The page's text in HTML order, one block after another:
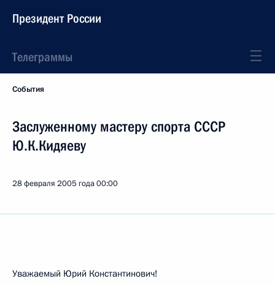
Президент России
Телеграммы
События
Заслуженному мастеру спорта СССР
Ю.К.Кидяеву
28 февраля 2005 года00:00
Уважаемый Юрий Константинович!